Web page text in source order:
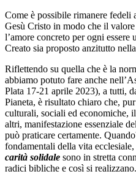
Come è possibile rimanere
Gesù Cristo in modo che il valore
l’amore concreto per ogni essere
Creato sia proposto anzitutto
Riflettendo su quella che è la
abbiamo potuto fare anche
Plata 17-21 aprile 2023), a tutti,
Pianeta, è risultato chiaro che,
culturali, sociali ed economiche,
altri, manifestazione essenziale
può praticare certamente.
fondamentali della vita ecclesiale,
carità solidale sono in stretta
radici bibliche e così si realizzano.